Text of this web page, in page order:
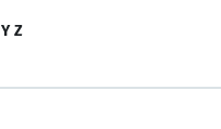
Y Z